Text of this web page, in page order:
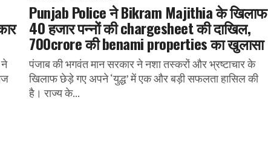
Punjab Police ने Bikram Majithia के खिलाफ
40 हजार पन्नों की chargesheet की दाखिल,
700crore की benami properties का खुलासा
पंजाब की भगवंत मान सरकार ने नशा तस्करों और भ्रष्टाचार के
खिलाफ छेड़े गए अपने ‘युद्ध’ में एक और बड़ी सफलता हासिल की
है। राज्य के...